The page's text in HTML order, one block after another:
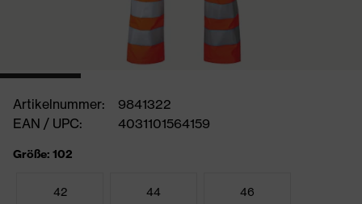
Artikelnummer:
9841322
EAN / UPC:
4031101564159
Größe: 102
42 44 46